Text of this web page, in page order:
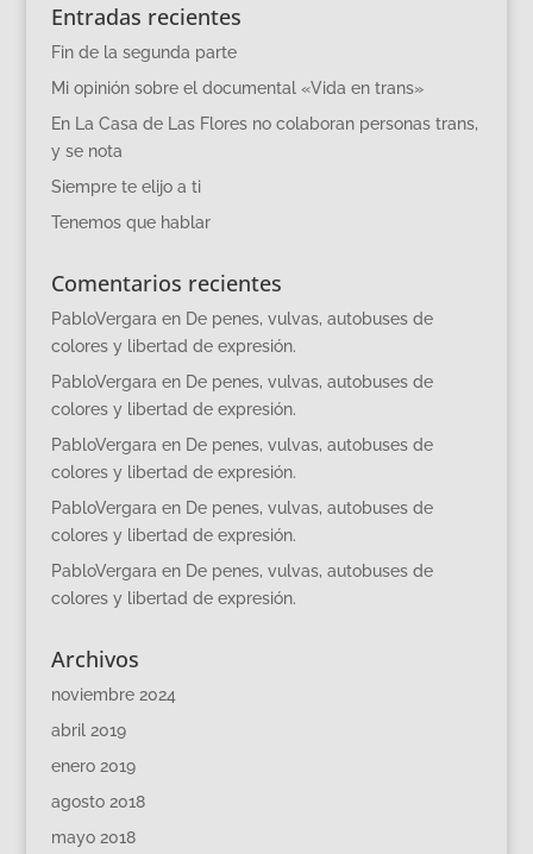
Entradas recientes
Fin de la segunda parte
Mi opinión sobre el documental «Vida en trans»
En La Casa de Las Flores no colaboran personas trans,
y se nota
Siempre te elijo a ti
Tenemos que hablar
Comentarios recientes
PabloVergara en De penes, vulvas, autobuses de
colores y libertad de expresión.
PabloVergara en De penes, vulvas, autobuses de
colores y libertad de expresión.
PabloVergara en De penes, vulvas, autobuses de
colores y libertad de expresión.
PabloVergara en De penes, vulvas, autobuses de
colores y libertad de expresión.
PabloVergara en De penes, vulvas, autobuses de
colores y libertad de expresión.
Archivos
noviembre 2024
abril 2019
enero 2019
agosto 2018
mayo 2018